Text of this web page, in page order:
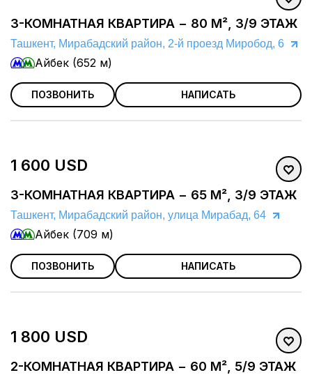
3-КОМНАТНАЯ КВАРТИРА − 80 М², 3/9 ЭТАЖ
Ташкент, Мирабадский район, 2-й проезд Миробод, 6
Айбек (652 м)
ПОЗВОНИТЬ НАПИСАТЬ
1 600 USD
3-КОМНАТНАЯ КВАРТИРА − 65 М², 3/9 ЭТАЖ
Ташкент, Мирабадский район, улица Мирабад, 64
Айбек (709 м)
ПОЗВОНИТЬ НАПИСАТЬ
1 800 USD
2-КОМНАТНАЯ КВАРТИРА − 60 М², 5/9 ЭТАЖ